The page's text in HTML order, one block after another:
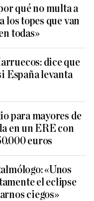
qué no multa a
los topes que van
todas»
dice que
España levanta
para mayores de
en un ERE con
euros
«Unos
el eclipse
ciegos»